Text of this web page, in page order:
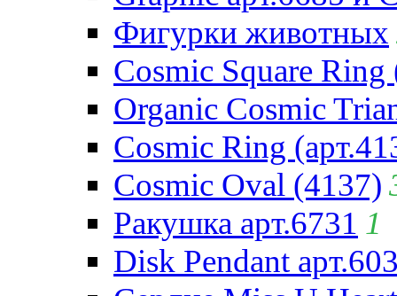
Фигурки животных
Cosmic Square Ring
Organic Cosmic
Cosmic Ring
Cosmic Oval (4137)
Ракушка арт.6731 1
Disk Pendant